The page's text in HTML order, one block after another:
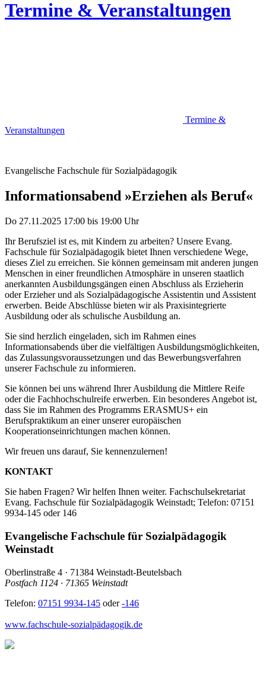
Termine & Veranstaltungen
Termine &
Veranstaltungen
Evangelische Fachschule für Sozialpädagogik
Informationsabend »Erziehen als Beruf«
Do 27.11.2025 17:00 bis 19:00 Uhr
Ihr Berufsziel ist es, mit Kindern zu arbeiten? Unsere Evang.
Fachschule für Sozialpädagogik bietet Ihnen verschiedene Wege,
dieses Ziel zu erreichen. Sie können gemeinsam mit anderen jungen
Menschen in einer freundlichen Atmosphäre in unseren staatlich
anerkannten Ausbildungsgängen einen Abschluss als Erzieherin
oder Erzieher und als Sozialpädagogische Assistentin und Assistent
erwerben. Beide Abschlüsse bieten wir als Praxisintegrierte
Ausbildung oder als schulische Ausbildung an.
Sie sind herzlich eingeladen, sich im Rahmen eines
Informationsabends über die vielfältigen Ausbildungsmöglichkeiten,
das Zulassungsvoraussetzungen und das Bewerbungsverfahren
unserer Fachschule zu informieren.
Sie können bei uns während Ihrer Ausbildung die Mittlere Reife
oder die Fachhochschulreife erwerben. Ein besonderes Angebot ist,
dass Sie im Rahmen des Programms ERASMUS+ ein
Berufspraktikum an einer unserer europäischen
Kooperationseinrichtungen machen können.
Wir freuen uns darauf, Sie kennenzulernen!
KONTAKT
Sie haben Fragen? Wir helfen Ihnen weiter. Fachschulsekretariat
Evang. Fachschule für Sozialpädagogik Weinstadt; Telefon: 07151
9934-145 oder 146
Evangelische Fachschule für Sozialpädagogik
Weinstadt
Oberlinstraße 4 · 71384 Weinstadt-Beutelsbach
Postfach 1124 · 71365 Weinstadt
Telefon: 07151 9934-145 oder-146
www.fachschule-sozialpädagogik.de